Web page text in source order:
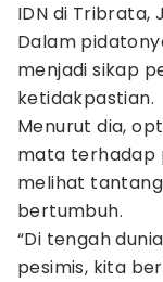
IDN di Tribrata,
Dalam
menjadi sikap
ketidakpastian.
Menurut dia,
mata terhadap
melihat
bertumbuh.
“Di tengah
pesimis, kita